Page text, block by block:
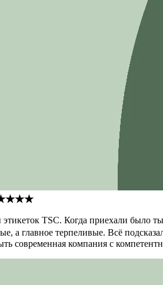
TSC. Когда приехали было
а главное терпеливые. Всё
современная компания с